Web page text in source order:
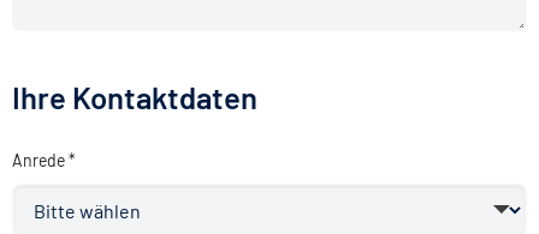
Ihre Kontaktdaten
Anrede *